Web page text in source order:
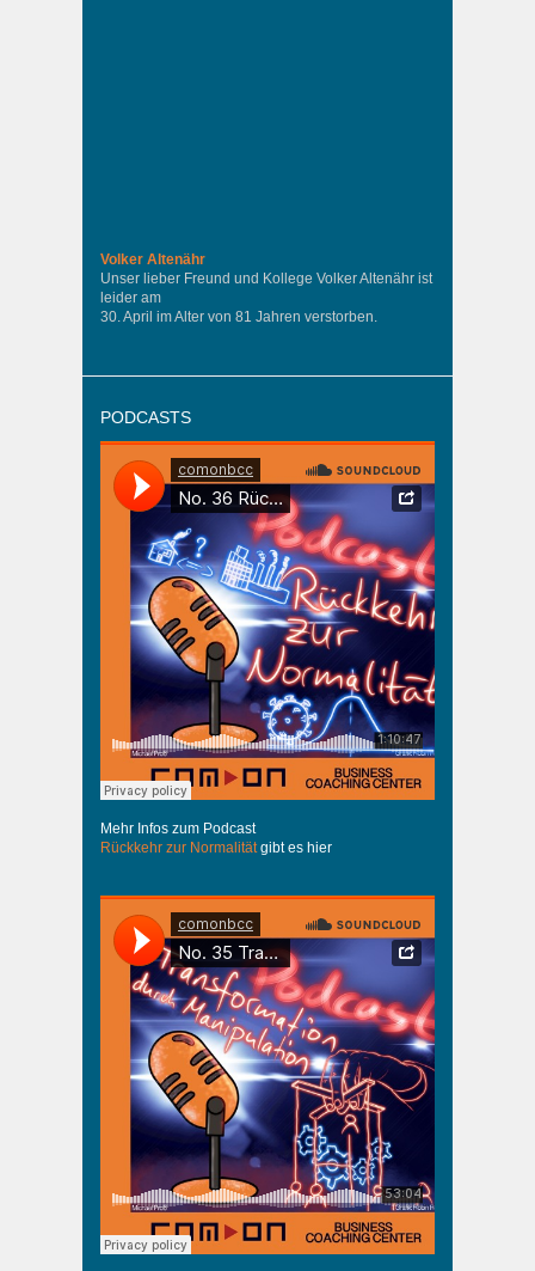
Volker Altenähr
Unser lieber Freund und Kollege Volker Altenähr ist
leider am
30. April im Alter von 81 Jahren verstorben.
PODCASTS
Mehr Infos zum Podcast
Rückkehr zur Normalitätgibt es hier